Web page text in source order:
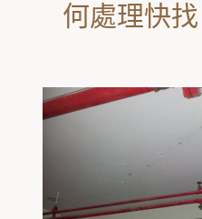
何處理快